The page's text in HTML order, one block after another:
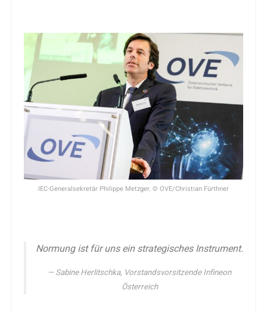
IEC-Generalsekretär Philippe Metzger. © OVE/Christian Fürthner
Normung ist für uns ein strategisches Instrument.
Sabine Herlitschka, Vorstandsvorsitzende Infineon
Österreich